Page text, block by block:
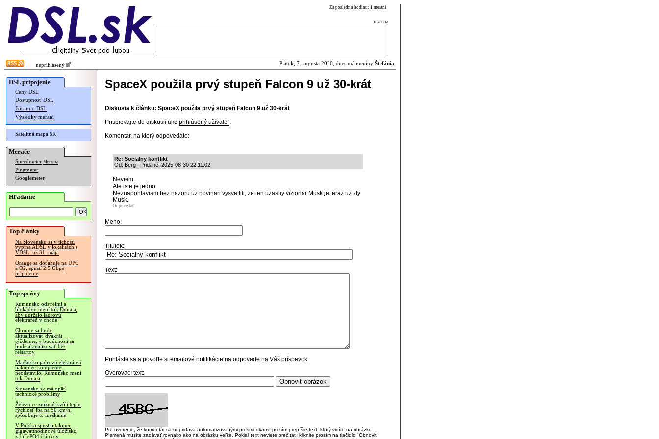
Za poslednú hodinu: 1 meraní
inzercia
neprihlásený Piatok, 7. augusta 2026, dnes má meniny Štefánia
DSL pripojenie
Ceny DSL
Dostupnosť DSL
Fórum o DSL
Výsledky meraní
Satelitná mapa SR
Merače
Speedmeter Merania
Pingmeter
Googlemeter
Hľadanie
Top články
Na Slovensku sa v tichosti
vypína ADSL v lokalitách s
VDSL, už 31. mája
Orange sa doťahuje na UPC
a O2, spustí 2.5 Gbps
pripojenie
Top správy
Rumunsko odstrelmi a
blokádou mení tok Dunaja,
aby udržalo jadrovú
elektráreň v chode
Chrome sa bude
aktualizovať dvakrát
týždenne, v budúcnosti sa
bude aktualizovať bez
reštartov
Maďarsko jadrovú elektráreň
nakoniec kompletne
neodstavilo, Rumunsko mení
tok Dunaja
Slovensko.sk má opäť
technické problémy
Železnice znižujú kvôli teplu
rýchlosť iba na 50 km/h,
spôsobuje to meškanie
V Poľsku spustili takmer
gigawatthodinové úložisko,
z LiFePO4 článkov
SpaceX použila prvý stupeň Falcon 9 už 30-krát
Diskusia k článku: SpaceX použila prvý stupeň Falcon 9 už 30-krát
Prispievajte do diskusií ako prihlásený užívateľ.
Komentár, na ktorý odpovedáte:
Re: Socialny konflikt
Od: Berg | Pridané: 2025-08-30 22:11:02
Neviem.
Ale iste je jedno.
Neznapohlaviam bez nazoru uz novinari vysvetlili, ze ten uzasny vizionar Musk je teraz uz zly
Musk.
Odpovedať
Meno:
Titulok:
Text:
Prihláste sa a povoľte si emailové notifikácie na odpovede na Váš príspevok.
Overovací text:
Pre overenie, že komentár sa nepridáva automatizovanými prostriedkami, prosím prepíšte text, ktorý vidíte na obrázku.
Písmená musíte zadávať rovnako ako na obrázku veľké. Pokiaľ text neviete prečítať, kliknite prosím na tlačidlo "Obnoviť